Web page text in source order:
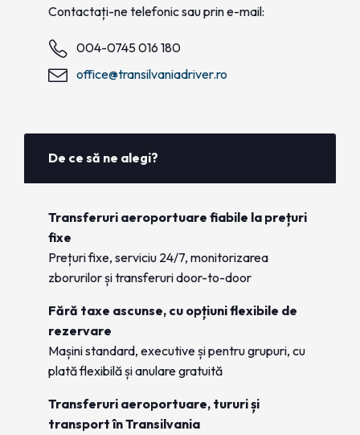
Contactați-ne telefonic sau prin e-mail:
004-0745 016 180
office@transilvaniadriver.ro
De ce să ne alegi?
Transferuri aeroportuare fiabile la prețuri
fixe
Prețuri fixe, serviciu 24/7, monitorizarea
zborurilor și transferuri door-to-door
Fără taxe ascunse, cu opțiuni flexibile de
rezervare
Mașini standard, executive și pentru grupuri, cu
plată flexibilă și anulare gratuită
Transferuri aeroportuare, tururi și
transport în Transilvania